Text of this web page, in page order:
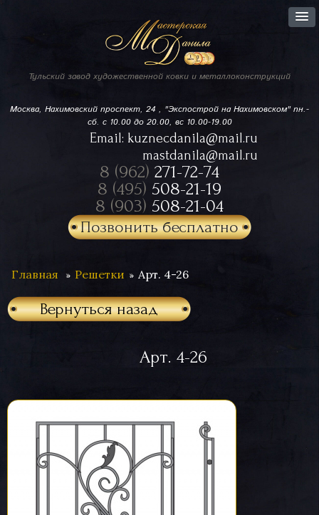
Тульский завод художественной ковки и металлоконструкций
Москва, Нахимовский проспект, 24 , "Экспострой на Нахимовском"пн.-
сб. с 10.00 до 20.00, вс 10.00-19.00
Email: kuznecdanila@mail.ru
mastdanila@mail.ru
8 (962) 271-72-74
8 (495) 508-21-19
8 (903) 508-21-04
Позвонить бесплатно
Главная Решетки Арт. 4-26
Вернуться назад
Арт. 4-26